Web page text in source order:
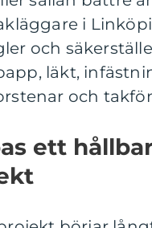
i
och
läkt,
och
ett